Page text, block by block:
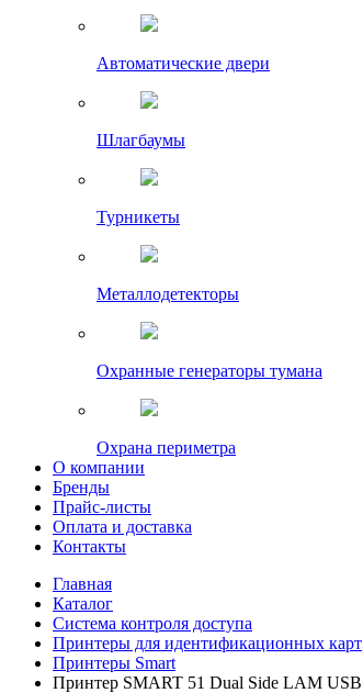
Автоматические двери
Шлагбаумы
Турникеты
Металлодетекторы
Охранные генераторы тумана
Охрана периметра
О компании
Бренды
Прайс-листы
Оплата и доставка
Контакты
Главная
Каталог
Система контроля доступа
Принтеры для идентификационных карт
Принтеры Smart
Принтер SMART 51 Dual Side LAM USB